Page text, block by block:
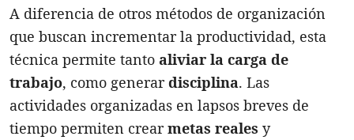
A diferencia de otros métodos de organización
que buscan incrementar la productividad, esta
técnica permite tanto aliviar la carga de
trabajo, como generardisciplina. Las
actividades organizadas en lapsos breves de
tiempo permiten crearmetas reales y